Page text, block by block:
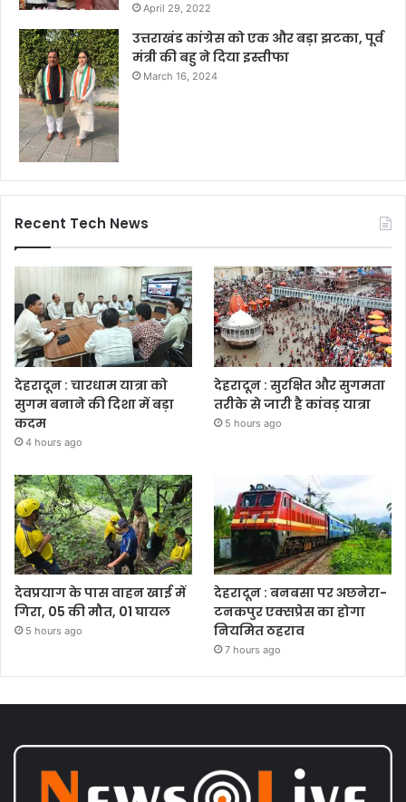
April 29, 2022
उत्तराखंड कांग्रेस को एक और बड़ा झटका, पूर्व
मंत्री की बहु ने दिया इस्तीफा
March 16, 2024
Recent Tech News
देहरादून : चारधाम यात्रा को
सुगम बनाने की दिशा में बड़ा
कदम
4 hours ago
देहरादून : सुरक्षित और सुगमता
तरीके से जारी है कांवड़ यात्रा
5 hours ago
देवप्रयाग के पास वाहन खाई में
गिरा, 05 की मौत, 01 घायल
5 hours ago
देहरादून : बनबसा पर अछनेरा-
टनकपुर एक्सप्रेस का होगा
नियमित ठहराव
7 hours ago